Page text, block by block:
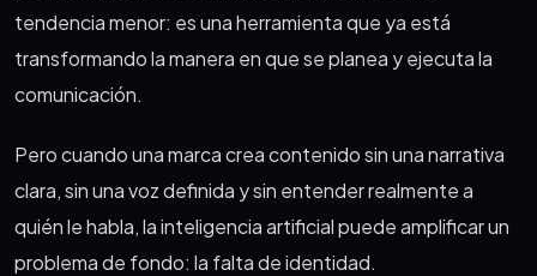
tendencia menor: es una herramienta que ya está
transformando la manera en que se planea y ejecuta la
comunicación.
Pero cuando una marca crea contenido sin una narrativa
clara, sin una voz definida y sin entender realmente a
quién le habla, la inteligencia artificial puede amplificar un
problema de fondo: la falta de identidad.